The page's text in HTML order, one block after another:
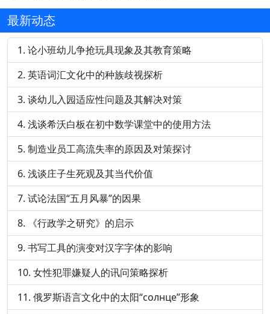
最新动态
论小班幼儿争抢玩具现象及其教育策略
英语词汇文化中的种族歧视探析
谈幼儿入园适应性问题及其解决对策
浅谈希沃白板在初中数学课堂中的使用方法
制造业员工高流失率的原因及对策探讨
浅谈庄子生死观及其当代价值
试论法国“五月风暴”的因果
《行政学之研究》的启示
书写工具的演变对汉字字体的影响
女性犯罪嫌疑人的讯问策略探析
俄罗斯语言文化中的太阳“солнце”形象